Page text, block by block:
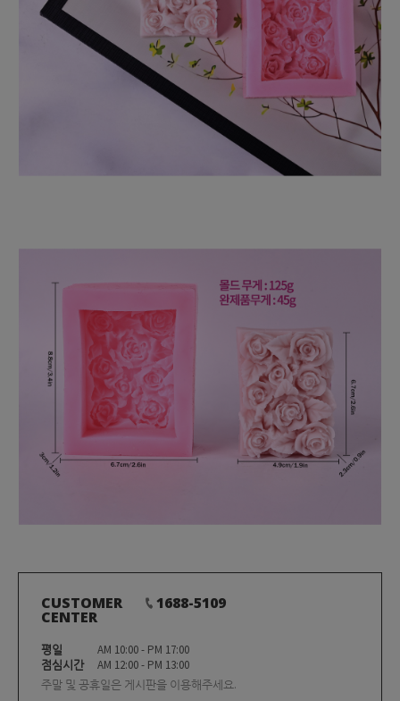
CUSTOMER
CENTER
1688-5109
평일
AM 10:00 - PM 17:00
점심시간
AM 12:00 - PM 13:00
주말 및 공휴일은 게시판을 이용해주세요.